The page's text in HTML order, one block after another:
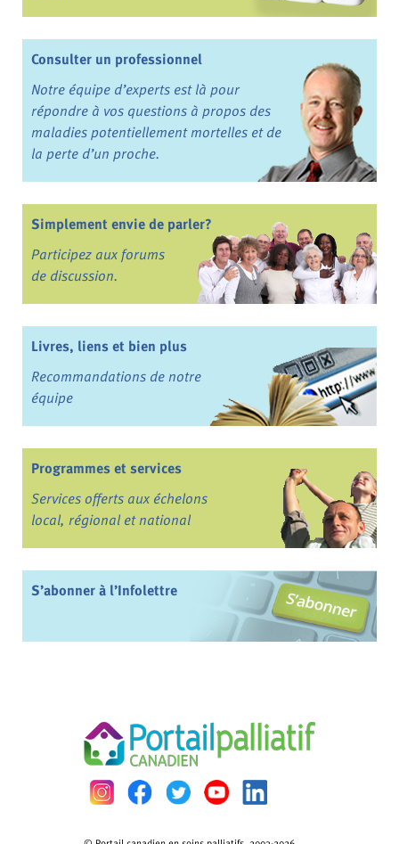
Consulter un professionnel
Notre équipe d’experts est là pour
répondre à vos questions à propos des
maladies potentiellement mortelles et de
la perte d’un proche.
Simplement envie de parler?
Participez aux forums
de discussion.
Livres, liens et bien plus
Recommandations de notre
équipe
Programmes et services
Services offerts aux échelons
local, régional et national
S’abonner à l’Infolettre